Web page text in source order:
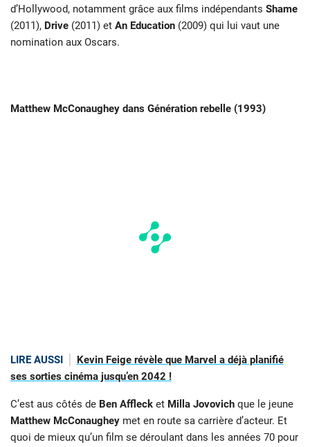
d’Hollywood, notamment grâce aux films indépendants Shame
(2011), Drive (2011) et An Education (2009) qui lui vaut une
nomination aux Oscars.
Matthew McConaughey dans Génération rebelle (1993)
LIRE AUSSI
Kevin Feige révèle que Marvel a déjà planifié
ses sorties cinéma jusqu’en 2042 !
C’est aus côtés de Ben Affleck et Milla Jovovich que le jeune
Matthew McConaughey met en route sa carrière d’acteur. Et
quoi de mieux qu’un film se déroulant dans les années 70 pour